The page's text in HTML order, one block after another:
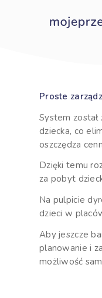
Proste
System
dziecka, co
oszczędza
Dzięki temu
za pobyt
Na pulpicie
dzieci w
Aby jeszcze
planowanie i
możliwość